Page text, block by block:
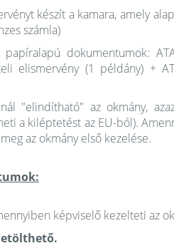
készít a kamara, amely
számla)
dokumentumok:
elismervény (1 példány) +
"elindítható" az okmány,
a kiléptetést az EU-ból).
az okmány első kezelése.
képviselő kezelteti az